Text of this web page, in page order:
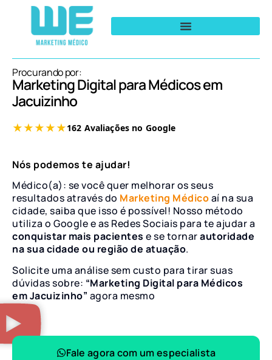
Procurando por:
Marketing Digital para Médicos em
Jacuizinho
Nós podemos te ajudar!
Médico(a): se você quer melhorar os seus
resultados através do Marketing Médicoaí na sua
cidade, saiba que isso é possível! Nosso método
utiliza o Google e as Redes Sociais para te ajudar a
conquistar mais pacientes e se tornarautoridade
na sua cidade ou região de atuação.
Solicite uma análise sem custo para tirar suas
dúvidas sobre: “Marketing Digital para Médicos
em Jacuizinho” agora mesmo
Fale agora com um especialista